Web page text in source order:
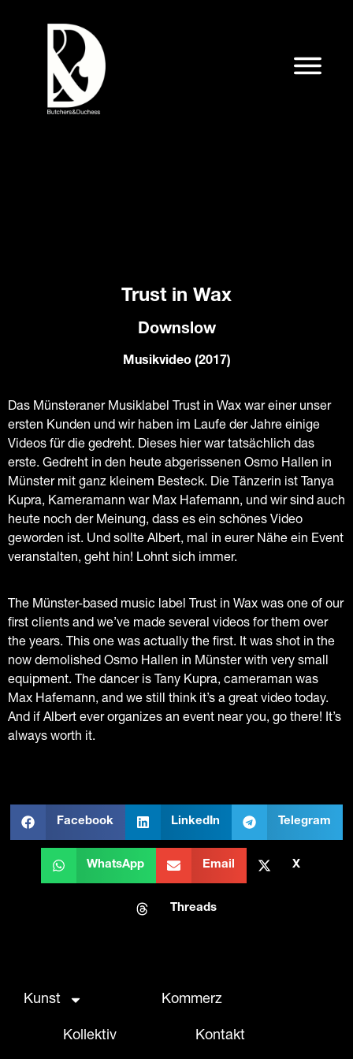
Trust in Wax
Downslow
Musikvideo (2017)
Das Münsteraner Musiklabel Trust in Wax war einer unser
ersten Kunden und wir haben im Laufe der Jahre einige
Videos für die gedreht. Dieses hier war tatsächlich das
erste. Gedreht in den heute abgerissenen Osmo Hallen in
Münster mit ganz kleinem Besteck. Die Tänzerin ist Tanya
Kupra, Kameramann war Max Hafemann, und wir sind auch
heute noch der Meinung, dass es ein schönes Video
geworden ist. Und sollte Albert, mal in eurer Nähe ein Event
veranstalten, geht hin! Lohnt sich immer.
The Münster-based music label Trust in Wax was one of our
first clients and we’ve made several videos for them over
the years. This one was actually the first. It was shot in the
now demolished Osmo Hallen in Münster with very small
equipment. The dancer is Tany Kupra, cameraman was
Max Hafemann, and we still think it’s a great video today.
And if Albert ever organizes an event near you, go there! It’s
always worth it.
Facebook LinkedIn Telegram
WhatsApp Email X
Threads
Kunst Kommerz
Kollektiv Kontakt